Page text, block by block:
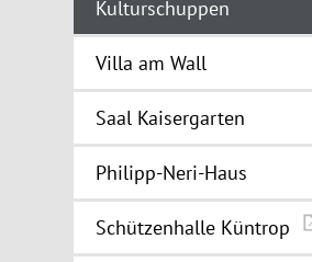
Kulturschuppen
Villa am Wall
Saal Kaisergarten
Philipp-Neri-Haus
Schützenhalle Küntrop